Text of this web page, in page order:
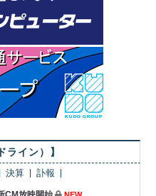
ライン）】
決算 訃報